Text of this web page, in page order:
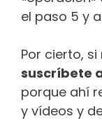
el paso 5 y
Por cierto,
suscríbete
porque ahí
y vídeos y